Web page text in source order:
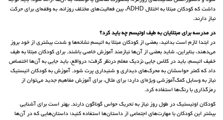
داشت که کودکان مبتلا به اختلال ADHD، بین فعالیت‌های مختلف روزانه، به وقفه‌ای برای حرکت
نیاز دارند.
در مدرسه برای مبتلایان به طیف اوتیسم چه باید کرد؟
در ابتدا لازم است بدانید، بعضی از کودکان مبتلا به اتیسم نشانه‌ها و شدت بیشتری از خود بروز
می‌دهند، بنابراین، شاید بعضی از آن‌ها نیازمند آموزش خاصی باشند. برای کودکان مبتلا به طیف
خفیف اتیسم، باید در کلاس جایی نزدیک معلم درنظر گرفت؛ درواقع، باید جایی به آن‌ها اختصاص
داد که کمتر حواسشان به محرک‌های دیداری و شنیداری پرت شود. آموزش به کودکان اتیستیک
نیاز به وسایل کمک‌آموزشی ویژه‌ای دارد؛ برای مثال، برای آموزش مفاهیم جدید می‌توان از
رمزگذاری با رنگ‌ها استفاده کرد.
کودکان اوتیستیک در طول روز نیاز به تحریک حواس گوناگون دارند. بهتر است برای آشنایی
بیشتر این کودکان با مهارت‌های اجتماعی از داستان‌ها استفاده کنید؛ داستان‌هایی که در آن‌ها